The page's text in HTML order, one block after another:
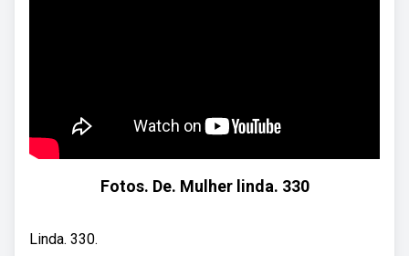
Fotos. De. Mulher linda. 330
Linda. 330.